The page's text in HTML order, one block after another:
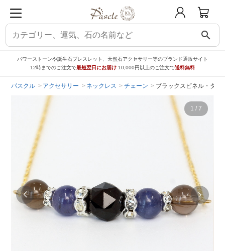
search
パワーストーンや誕生石ブレスレット、天然石アクセサリー等のブランド通販サイト
12時までのご注文で最短翌日にお届け 10,000円以上のご注文で送料無料
パスクル アクセサリー ネックレス チェーン ブラックスピネル・タン
1 / 7